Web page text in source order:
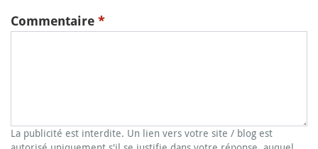
Commentaire *
La publicité est interdite. Un lien vers votre site / blog est